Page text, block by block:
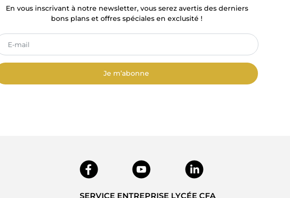
En vous inscrivant à notre newsletter, vous serez avertis des derniers
bons plans et offres spéciales en exclusité !
Je m’abonne
SERVICE ENTREPRISE LYCÉE CFA